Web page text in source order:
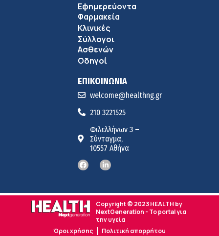
Εφημερεύοντα
Φαρμακεία
Κλινικές
Σύλλογοι
Ασθενών
Οδηγοί
ΕΠΙΚΟΙΝΩΝΙΑ
welcome@healthng.gr
210 3221525
Φιλελλήνων 3 –
Σύνταγμα,
10557 Αθήνα
Copyright © 2023 HEALTH by
NextGeneration - Το portal για
την υγεία
Όροι χρήσης
Πολιτική απορρήτου